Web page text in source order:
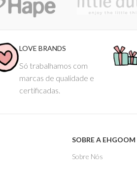
LOVE BRANDS
Só trabalhamos com
marcas de qualidade e
certificadas.
SOBRE A EHGOOM
Sobre Nós